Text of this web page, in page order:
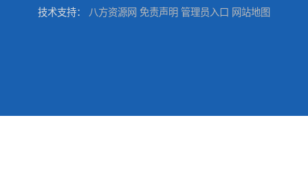
技术支持： 八方资源网 免责声明 管理员入口 网站地图